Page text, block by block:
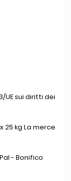
UE sui diritti dei
25 kg La merce
- Bonifico